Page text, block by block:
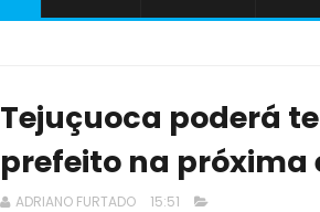
Tejuçuoca poderá
prefeito na próxima
ADRIANO FURTADO 15:51